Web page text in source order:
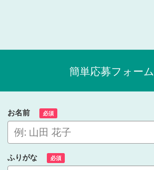
簡単応募フォーム
お名前 必須
ふりがな 必須